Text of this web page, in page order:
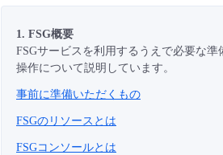
1. FSG概要
FSGサービスを利用するうえで必要な
操作について説明しています。
事前に準備いただくもの
FSGのリソースとは
FSGコンソールとは